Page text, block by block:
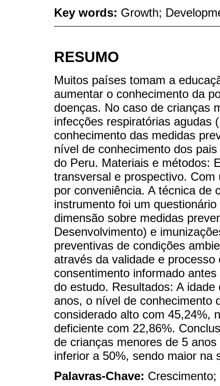
Key words: Growth;
RESUMO
Muitos países tomam a
aumentar o conhecimento da
doenças. No caso de crianças
infecções respiratórias agudas
conhecimento das medidas
nível de conhecimento dos
do Peru. Materiais e métodos:
transversal e prospectivo.
por conveniência. A técnica de
instrumento foi um
dimensão sobre medidas
Desenvolvimento) e
preventivas de condições
através da validade e
consentimento informado
do estudo. Resultados: A
anos, o nível de conhecimento
considerado alto com 45,24%,
deficiente com 22,86%.
de crianças menores de 5
inferior a 50%, sendo maior na
Palavras-Chave: